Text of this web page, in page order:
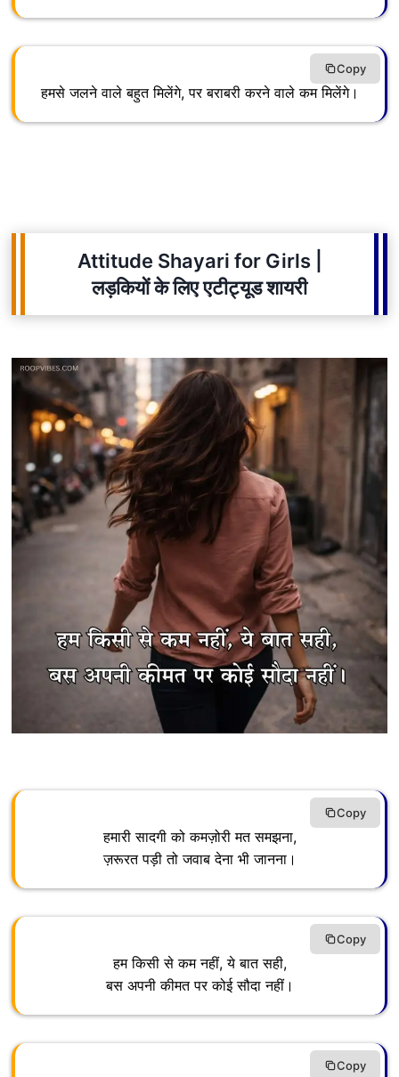
हमसे जलने वाले बहुत मिलेंगे, पर बराबरी करने वाले कम मिलेंगे।
Copy
Attitude Shayari for Girls |
लड़कियों के लिए एटीट्यूड शायरी
हमारी सादगी को कमज़ोरी मत समझना,
ज़रूरत पड़ी तो जवाब देना भी जानना।
Copy
हम किसी से कम नहीं, ये बात सही,
बस अपनी कीमत पर कोई सौदा नहीं।
Copy
Copy